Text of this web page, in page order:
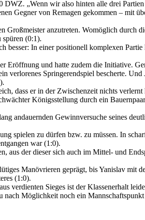
„Wenn wir also hinten alle drei
Gegner von Remagen gekommen – mit
Großmeister anzutreten. Womöglich durch
(0:1).
besser: In einer positionell komplexen
Eröffnung und hatte zudem die Initiative.
verlorenes Springerendspiel bescherte.
dass er in der Zwischenzeit nichts
Königsstellung durch ein
andauernden Gewinnversuche seines
spielen zu dürfen bzw. zu müssen. In
war (1:0).
aus der dieser sich auch im Mittel- und
Manövrieren geprägt, bis Yanislav mit
(1:0).
verdienten Sieges ist der Klassenerhalt
nach Möglichkeit noch ein